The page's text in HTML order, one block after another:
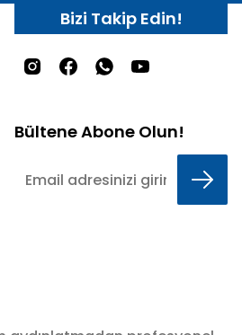
Bizi Takip Edin!
Bültene Abone Olun!